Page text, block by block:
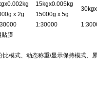
x 2g
15kgx0.005kg
15000g x 5g
1:30000
贴膜
模式、动态称重/显示保持模式、